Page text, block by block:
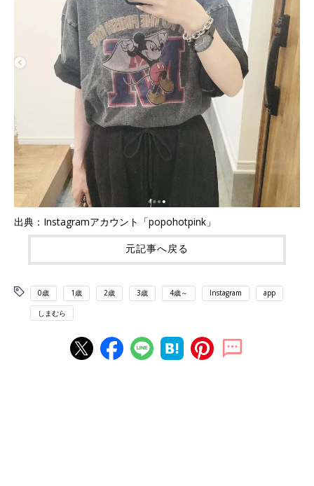
出典：Instagramアカウント「popohotpink」
元記事へ戻る
0歳 1歳 2歳 3歳 4歳～ Instagram app
しまむら